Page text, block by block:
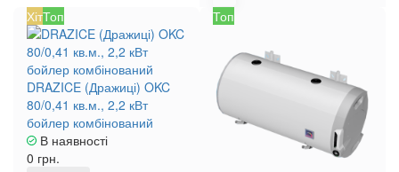
ХітТоп
DRAZICE (Дражиці) OKC
80/0,41 кв.м., 2,2 кВт
бойлер комбінований
В наявності
0 грн.
Топ